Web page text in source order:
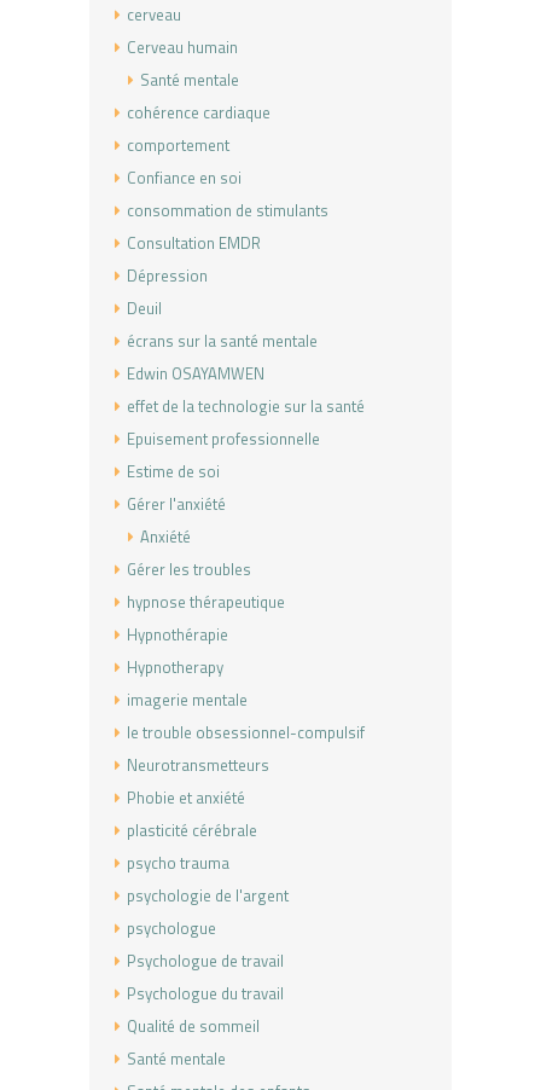
cerveau
Cerveau humain
Santé mentale
cohérence cardiaque
comportement
Confiance en soi
consommation de stimulants
Consultation EMDR
Dépression
Deuil
écrans sur la santé mentale
Edwin OSAYAMWEN
effet de la technologie sur la santé
Epuisement professionnelle
Estime de soi
Gérer l'anxiété
Anxiété
Gérer les troubles
hypnose thérapeutique
Hypnothérapie
Hypnotherapy
imagerie mentale
le trouble obsessionnel-compulsif
Neurotransmetteurs
Phobie et anxiété
plasticité cérébrale
psycho trauma
psychologie de l'argent
psychologue
Psychologue de travail
Psychologue du travail
Qualité de sommeil
Santé mentale